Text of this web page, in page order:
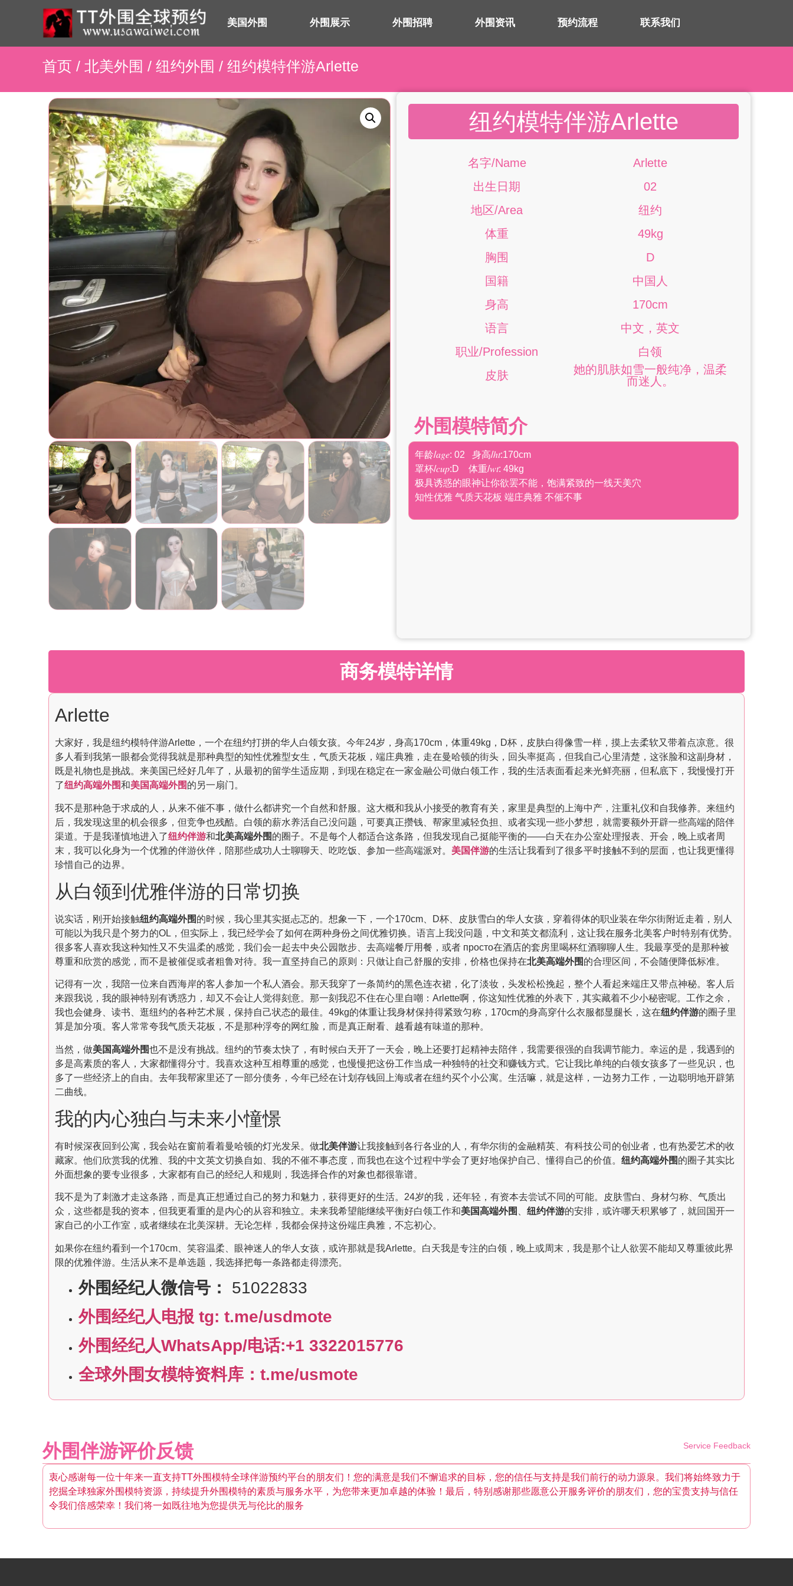
美国外围 外围展示 外围招聘 外围资讯 预约流程 联系我们
首页 / 北美外围 / 纽约外围 / 纽约模特伴游Arlette
纽约模特伴游Arlette
名字/Name
Arlette
出生日期
02
地区/Area
纽约
体重
49kg
胸围
D
国籍
中国人
身高
170cm
语言
中文，英文
职业/Profession
白领
皮肤
她的肌肤如雪一般纯净，温柔
而迷人。
外围模特简介
年龄/𝑎𝑔𝑒: 02 身高/ℎ𝑡:170cm
罩杯/𝑐𝑢𝑝:D 体重/𝑤𝑡: 49kg
极具诱惑的眼神让你欲罢不能，饱满紧致的一线天美穴
知性优雅 气质天花板 端庄典雅 不催不事
商务模特详情
Arlette
大家好，我是纽约模特伴游Arlette，一个在纽约打拼的华人白领女孩。今年24岁，身高170cm，体重49kg，D杯，皮肤白得像雪一样，摸上去柔软又带着点凉意。很
多人看到我第一眼都会觉得我就是那种典型的知性优雅型女生，气质天花板，端庄典雅，走在曼哈顿的街头，回头率挺高，但我自己心里清楚，这张脸和这副身材，
既是礼物也是挑战。来美国已经好几年了，从最初的留学生适应期，到现在稳定在一家金融公司做白领工作，我的生活表面看起来光鲜亮丽，但私底下，我慢慢打开
了纽约高端外围和美国高端外围 的另一扇门。
我不是那种急于求成的人，从来不催不事，做什么都讲究一个自然和舒服。这大概和我从小接受的教育有关，家里是典型的上海中产，注重礼仪和自我修养。来纽约
后，我发现这里的机会很多，但竞争也残酷。白领的薪水养活自己没问题，可要真正攒钱、帮家里减轻负担、或者实现一些小梦想，就需要额外开辟一些高端的陪伴
渠道。于是我谨慎地进入了纽约伴游和北美高端外围 的圈子。不是每个人都适合这条路，但我发现自己挺能平衡的——白天在办公室处理报表、开会，晚上或者周
末，我可以化身为一个优雅的伴游伙伴，陪那些成功人士聊聊天、吃吃饭、参加一些高端派对。 美国伴游的生活让我看到了很多平时接触不到的层面，也让我更懂得
珍惜自己的边界。
从白领到优雅伴游的日常切换
说实话，刚开始接触纽约高端外围 的时候，我心里其实挺忐忑的。想象一下，一个170cm、D杯、皮肤雪白的华人女孩，穿着得体的职业装在华尔街附近走着，别人
可能以为我只是个努力的OL，但实际上，我已经学会了如何在两种身份之间优雅切换。语言上我没问题，中文和英文都流利，这让我在服务北美客户时特别有优势。
很多客人喜欢我这种知性又不失温柔的感觉，我们会一起去中央公园散步、去高端餐厅用餐，或者 просто在酒店的套房里喝杯红酒聊聊人生。我最享受的是那种被
尊重和欣赏的感觉，而不是被催促或者粗鲁对待。我一直坚持自己的原则：只做让自己舒服的安排，价格也保持在北美高端外围 的合理区间，不会随便降低标准。
记得有一次，我陪一位来自西海岸的客人参加一个私人酒会。那天我穿了一条简约的黑色连衣裙，化了淡妆，头发松松挽起，整个人看起来端庄又带点神秘。客人后
来跟我说，我的眼神特别有诱惑力，却又不会让人觉得刻意。那一刻我忍不住在心里自嘲：Arlette啊，你这知性优雅的外表下，其实藏着不少小秘密呢。工作之余，
我也会健身、读书、逛纽约的各种艺术展，保持自己状态的最佳。49kg的体重让我身材保持得紧致匀称，170cm的身高穿什么衣服都显腿长，这在纽约伴游的圈子里
算是加分项。客人常常夸我气质天花板，不是那种浮夸的网红脸，而是真正耐看、越看越有味道的那种。
当然，做美国高端外围也不是没有挑战。纽约的节奏太快了，有时候白天开了一天会，晚上还要打起精神去陪伴，我需要很强的自我调节能力。幸运的是，我遇到的
多是高素质的客人，大家都懂得分寸。我喜欢这种互相尊重的感觉，也慢慢把这份工作当成一种独特的社交和赚钱方式。它让我比单纯的白领女孩多了一些见识，也
多了一些经济上的自由。去年我帮家里还了一部分债务，今年已经在计划存钱回上海或者在纽约买个小公寓。生活嘛，就是这样，一边努力工作，一边聪明地开辟第
二曲线。
我的内心独白与未来小憧憬
有时候深夜回到公寓，我会站在窗前看着曼哈顿的灯光发呆。做北美伴游让我接触到各行各业的人，有华尔街的金融精英、有科技公司的创业者，也有热爱艺术的收
藏家。他们欣赏我的优雅、我的中文英文切换自如、我的不催不事态度，而我也在这个过程中学会了更好地保护自己、懂得自己的价值。 纽约高端外围 的圈子其实比
外面想象的要专业很多，大家都有自己的经纪人和规则，我选择合作的对象也都很靠谱。
我不是为了刺激才走这条路，而是真正想通过自己的努力和魅力，获得更好的生活。24岁的我，还年轻，有资本去尝试不同的可能。皮肤雪白、身材匀称、气质出
众，这些都是我的资本，但我更看重的是内心的从容和独立。未来我希望能继续平衡好白领工作和美国高端外围 、 纽约伴游的安排，或许哪天积累够了，就回国开一
家自己的小工作室，或者继续在北美深耕。无论怎样，我都会保持这份端庄典雅，不忘初心。
如果你在纽约看到一个170cm、笑容温柔、眼神迷人的华人女孩，或许那就是我Arlette。白天我是专注的白领，晚上或周末，我是那个让人欲罢不能却又尊重彼此界
限的优雅伴游。生活从来不是单选题，我选择把每一条路都走得漂亮。
外围经纪人微信号：
51022833
外围经纪人电报 tg: t.me/usdmote
外围经纪人WhatsApp/电话:+1 3322015776
全球外围女模特资料库：t.me/usmote
外围伴游评价反馈 Service Feedback
衷心感谢每一位十年来一直支持TT外围模特全球伴游预约平台的朋友们！您的满意是我们不懈追求的目标，您的信任与支持是我们前行的动力源泉。我们将始终致力于
挖掘全球独家外围模特资源，持续提升外围模特的素质与服务水平，为您带来更加卓越的体验！最后，特别感谢那些愿意公开服务评价的朋友们，您的宝贵支持与信任
令我们倍感荣幸！我们将一如既往地为您提供无与伦比的服务